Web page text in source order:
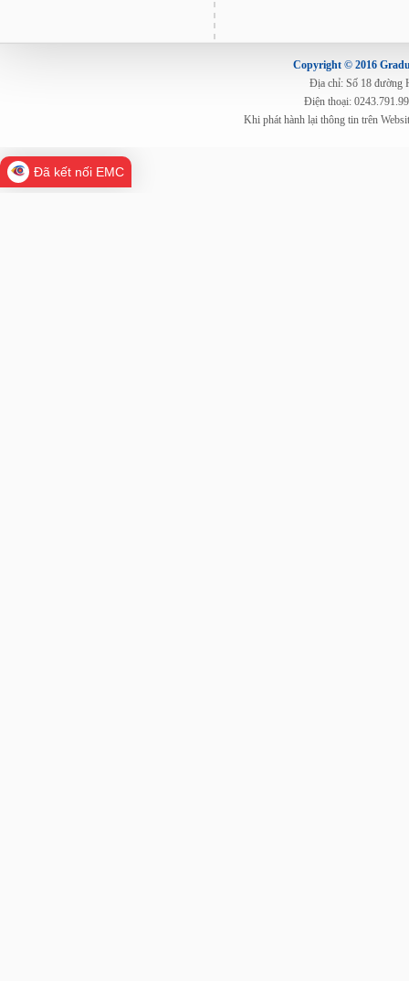
Copyright © 2016
Địa chỉ: Số 18 đường
Điện thoại:
Khi phát hành lại thông tin trên
Đã kết nối EMC